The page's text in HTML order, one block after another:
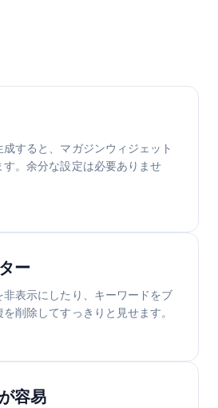
すると、マガジンウィジェット
す。余分な設定は必要ありませ
ー
表示にしたり、キーワードをブ
削除してすっきりと見せます。
容易